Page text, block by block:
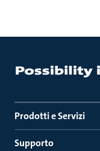
Prodotti e Servizi
Supporto